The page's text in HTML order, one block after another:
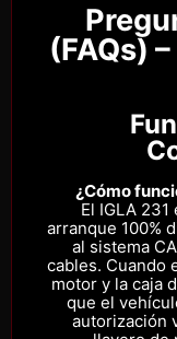
(FAQs)
¿Cómo
El IGLA
arranque 100%
al sistema
cables. Cuando
motor y la caja
que el
autorización